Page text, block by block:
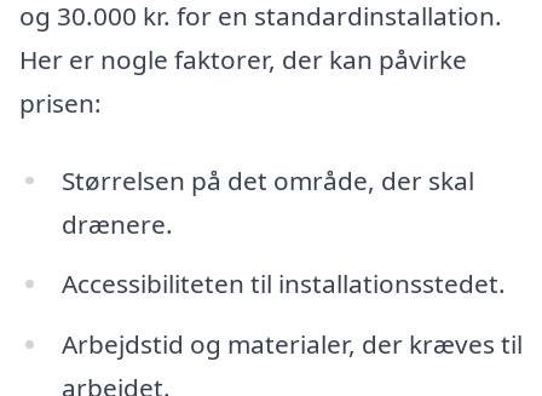
og 30.000 kr. for en standardinstallation.
Her er nogle faktorer, der kan påvirke
prisen:
Størrelsen på det område, der skal
drænere.
Accessibiliteten til installationsstedet.
Arbejdstid og materialer, der kræves til
arbejdet.